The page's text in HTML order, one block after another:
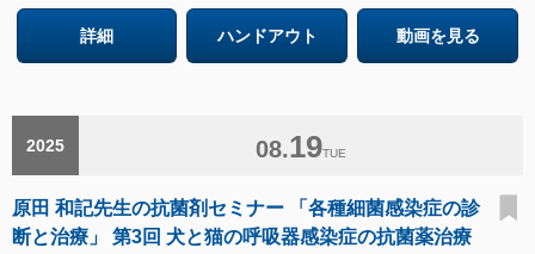
詳細 ハンドアウト 動画を見る
2025 08.19TUE
原田 和記先生の抗菌剤セミナー 「各種細菌感染症の診
断と治療」 第3回 犬と猫の呼吸器感染症の抗菌薬治療